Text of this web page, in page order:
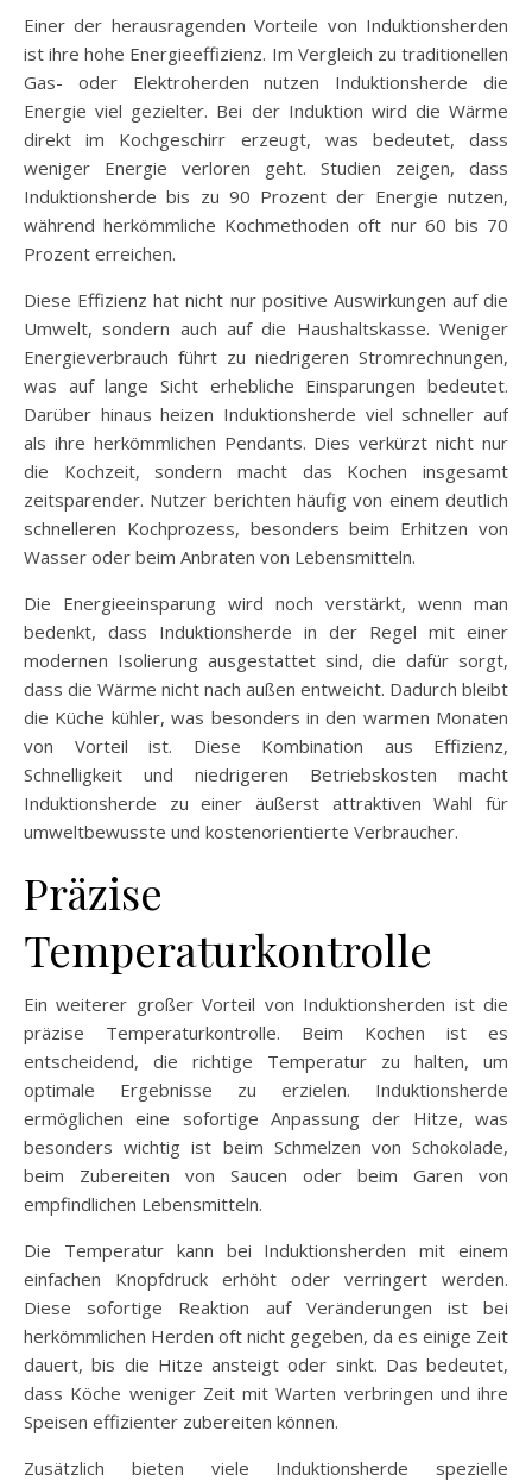
Einer der herausragenden Vorteile von Induktionsherden
ist ihre hohe Energieeffizienz. Im Vergleich zu traditionellen
Gas- oder Elektroherden nutzen Induktionsherde die
Energie viel gezielter. Bei der Induktion wird die Wärme
direkt im Kochgeschirr erzeugt, was bedeutet, dass
weniger Energie verloren geht. Studien zeigen, dass
Induktionsherde bis zu 90 Prozent der Energie nutzen,
während herkömmliche Kochmethoden oft nur 60 bis 70
Prozent erreichen.
Diese Effizienz hat nicht nur positive Auswirkungen auf die
Umwelt, sondern auch auf die Haushaltskasse. Weniger
Energieverbrauch führt zu niedrigeren Stromrechnungen,
was auf lange Sicht erhebliche Einsparungen bedeutet.
Darüber hinaus heizen Induktionsherde viel schneller auf
als ihre herkömmlichen Pendants. Dies verkürzt nicht nur
die Kochzeit, sondern macht das Kochen insgesamt
zeitsparender. Nutzer berichten häufig von einem deutlich
schnelleren Kochprozess, besonders beim Erhitzen von
Wasser oder beim Anbraten von Lebensmitteln.
Die Energieeinsparung wird noch verstärkt, wenn man
bedenkt, dass Induktionsherde in der Regel mit einer
modernen Isolierung ausgestattet sind, die dafür sorgt,
dass die Wärme nicht nach außen entweicht. Dadurch bleibt
die Küche kühler, was besonders in den warmen Monaten
von Vorteil ist. Diese Kombination aus Effizienz,
Schnelligkeit und niedrigeren Betriebskosten macht
Induktionsherde zu einer äußerst attraktiven Wahl für
umweltbewusste und kostenorientierte Verbraucher.
Präzise
Temperaturkontrolle
Ein weiterer großer Vorteil von Induktionsherden ist die
präzise Temperaturkontrolle. Beim Kochen ist es
entscheidend, die richtige Temperatur zu halten, um
optimale Ergebnisse zu erzielen. Induktionsherde
ermöglichen eine sofortige Anpassung der Hitze, was
besonders wichtig ist beim Schmelzen von Schokolade,
beim Zubereiten von Saucen oder beim Garen von
empfindlichen Lebensmitteln.
Die Temperatur kann bei Induktionsherden mit einem
einfachen Knopfdruck erhöht oder verringert werden.
Diese sofortige Reaktion auf Veränderungen ist bei
herkömmlichen Herden oft nicht gegeben, da es einige Zeit
dauert, bis die Hitze ansteigt oder sinkt. Das bedeutet,
dass Köche weniger Zeit mit Warten verbringen und ihre
Speisen effizienter zubereiten können.
Zusätzlich bieten viele Induktionsherde spezielle